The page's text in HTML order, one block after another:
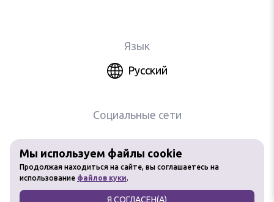
Мы используем файлы cookie
Продолжая находиться на сайте, вы соглашаетесь на
использование файлов куки.
Я СОГЛАСЕН(А)
Язык
Русский
Социальные сети
Любое использование материалов
сайта без разрешения запрещено